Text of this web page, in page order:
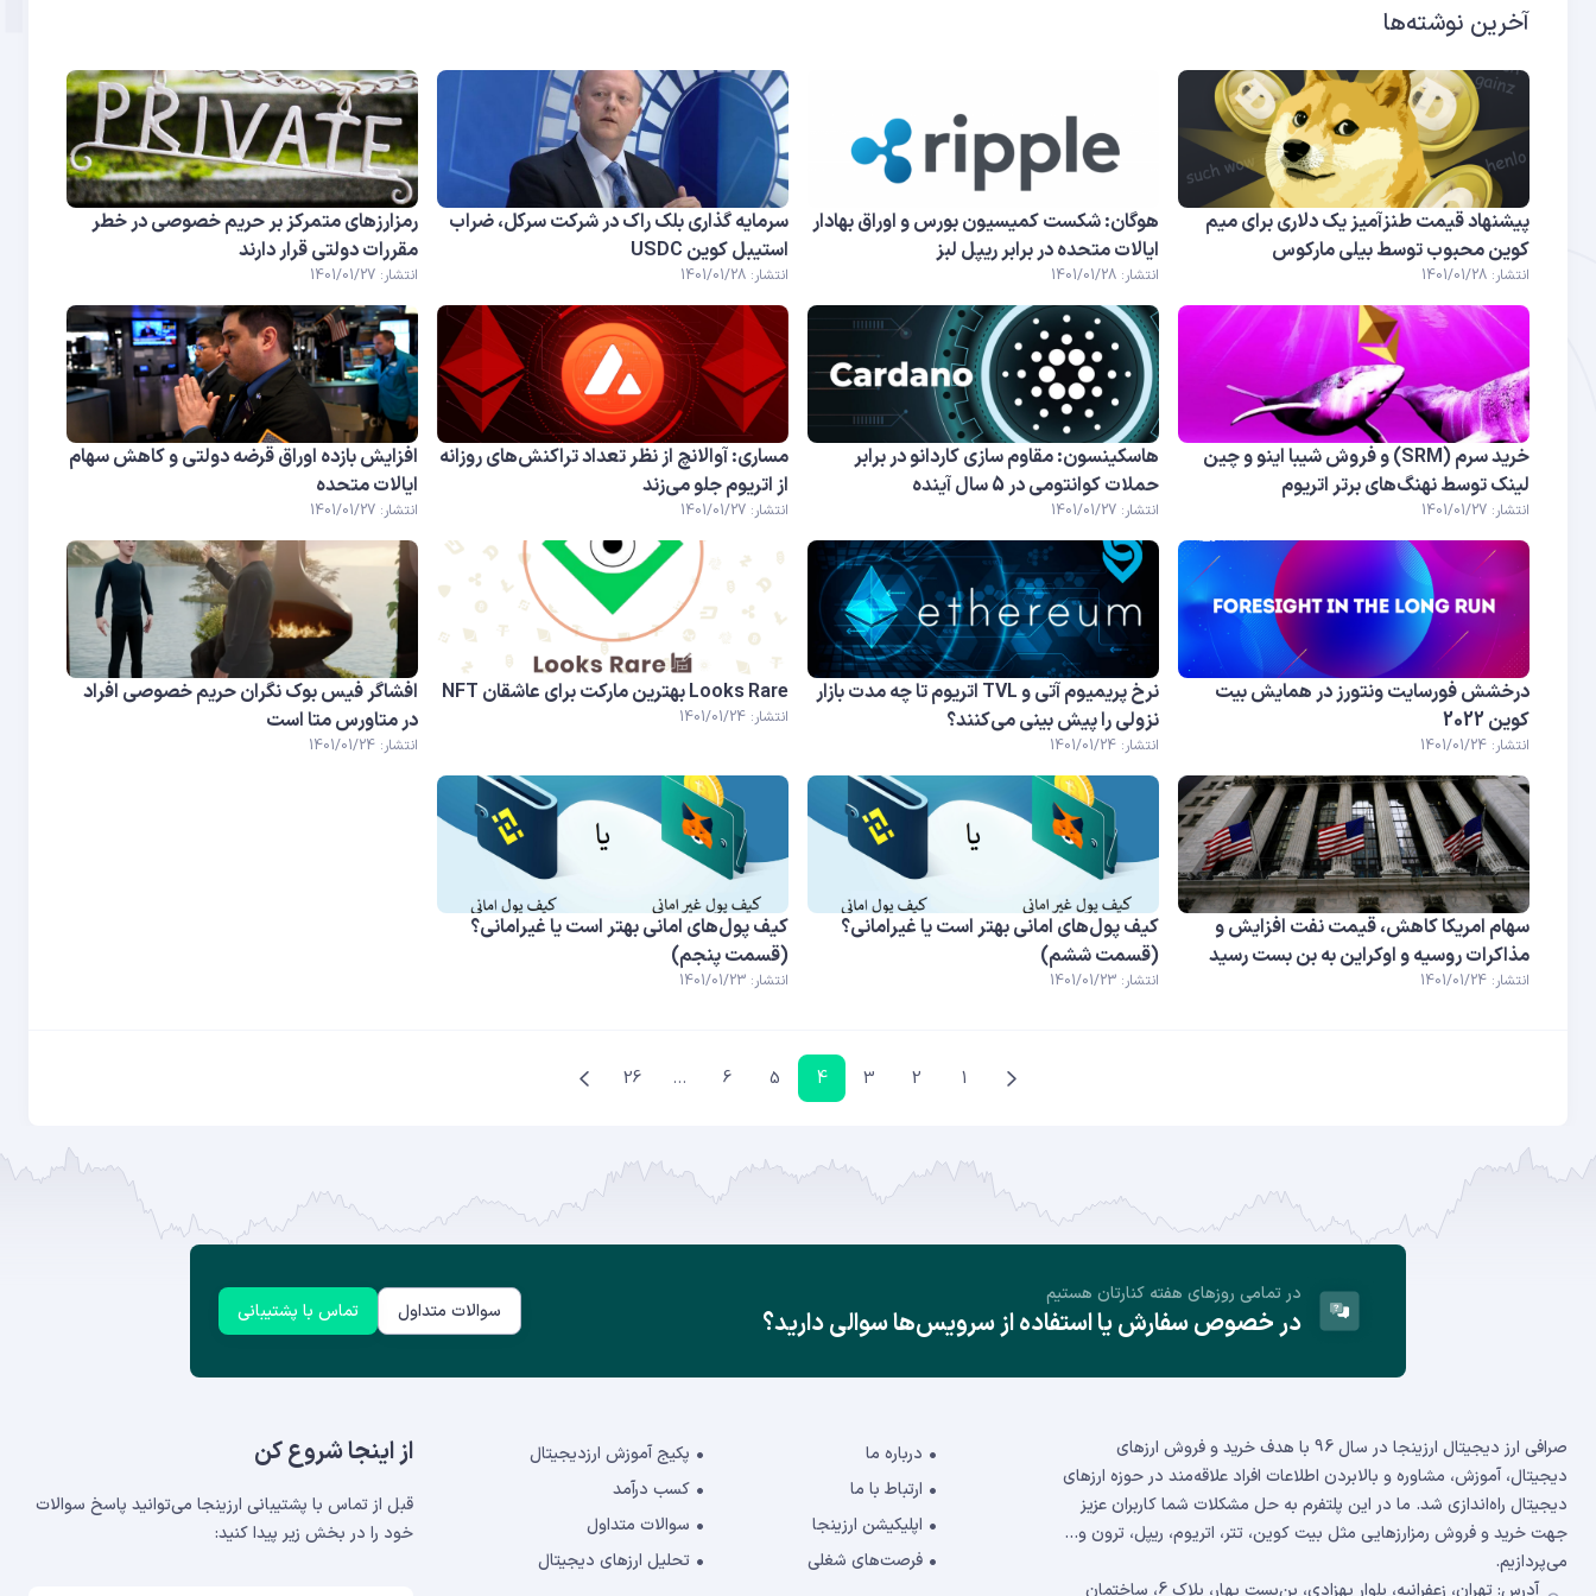
آخرین نوشته‌ها
پیشنهاد قیمت طنزآمیز یک دلاری برای میم
کوین محبوب توسط بیلی مارکوس
انتشار: 1401/01/28
هوگان: شکست کمیسیون بورس و اوراق بهادار
ایالات متحده در برابر ریپل لبز
انتشار: 1401/01/28
سرمایه گذاری بلک راک در شرکت سرکل، ضراب
استیبل کوین USDC
انتشار: 1401/01/28
رمزارزهای متمرکز بر حریم خصوصی در خطر
مقررات دولتی قرار دارند
انتشار: 1401/01/27
خرید سرم (SRM) و فروش شیبا اینو و چین
لینک توسط نهنگ‌های برتر اتریوم
انتشار: 1401/01/27
هاسکینسون: مقاوم سازی کاردانو در برابر
حملات کوانتومی در 5 سال آینده
انتشار: 1401/01/27
مساری: آوالانچ از نظر تعداد تراکنش‌های روزانه
از اتریوم جلو می‌زند
انتشار: 1401/01/27
افزایش بازده اوراق قرضه دولتی و کاهش سهام
ایالات متحده
انتشار: 1401/01/27
درخشش فورسایت ونتورز در همایش بیت
کوین 2022
انتشار: 1401/01/24
نرخ پریمیوم آتی و TVL اتریوم تا چه مدت بازار
نزولی را پیش بینی می‌کنند؟
انتشار: 1401/01/24
Looks Rare بهترین مارکت برای عاشقان NFT
انتشار: 1401/01/24
افشاگر فیس بوک نگران حریم خصوصی افراد
در متاورس متا است
انتشار: 1401/01/24
سهام امریکا کاهش، قیمت نفت افزایش و
مذاکرات روسیه و اوکراین به بن بست رسید
انتشار: 1401/01/24
کیف پول‌های امانی بهتر است یا غیرامانی؟
(قسمت ششم)
انتشار: 1401/01/23
کیف پول‌های امانی بهتر است یا غیرامانی؟
(قسمت پنجم)
انتشار: 1401/01/23
1
2
3
4
5
6
…
26
در تمامی روز‌های هفته کنارتان هستیم
در خصوص سفارش یا استفاده از سرویس‌ها سوالی دارید؟ سوالات متداول تماس با پشتیبانی
صرافی ارز دیجیتال ارزینجا در سال 96 با هدف خرید و فروش ارزهای
دیجیتال، آموزش، مشاوره و بالابردن اطلاعات افراد علاقه‌مند در حوزه ارزهای
دیجیتال راه‌اندازی شد. ما در این پلتفرم به حل مشکلات شما کاربران عزیز
جهت خرید و فروش رمزارزهایی مثل بیت کوین، تتر، اتریوم، ریپل، ترون و...
می‌پردازیم.
آدرس: تهران، زعفرانیه، بلوار بهزادی، بن‌بست بهار، پلاک 6، ساختمان
درباره ما
ارتباط با ما
اپلیکیشن ارزینجا
فرصت‌های شغلی
پکیج آموزش ارزدیجیتال
کسب درآمد
سوالات متداول
تحلیل ارزهای دیجیتال
از اینجا شروع کن
قبل از تماس با پشتیبانی ارزینجا می‌توانید پاسخ سوالات
خود را در بخش‌ زیر پیدا کنید: